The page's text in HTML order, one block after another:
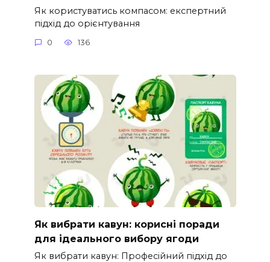
Як користуватись компасом: експертний
підхід до орієнтування
0 136
Як вибрати кавун: корисні поради
для ідеального вибору ягоди
Як вибрати кавун: Професійний підхід до